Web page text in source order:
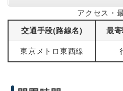
アクセス・
交通手段(路線名) 最
東京メトロ東西線